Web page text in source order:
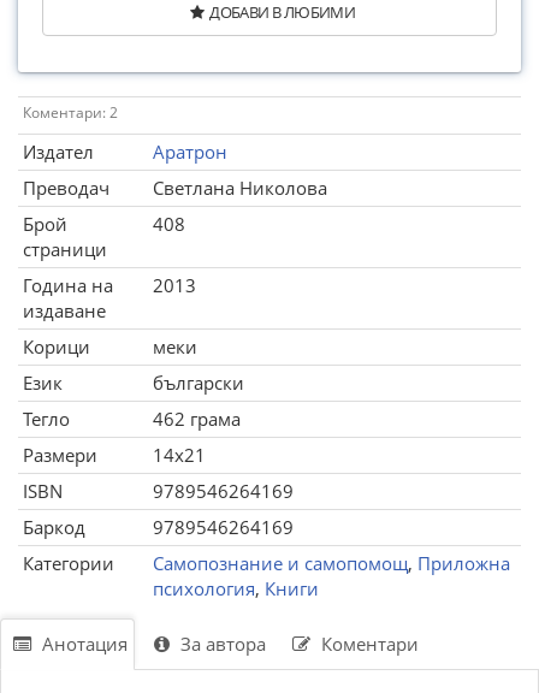
ДОБАВИ В ЛЮБИМИ
Коментари: 2
Издател
Аратрон
Преводач
Светлана Николова
Брой
страници
408
Година на
издаване
2013
Корици
меки
Език
български
Тегло
462 грама
Размери
14x21
ISBN
9789546264169
Баркод
9789546264169
Категории
Самопознание и самопомощ, Приложна
психология, Книги
Анотация За автора Коментари